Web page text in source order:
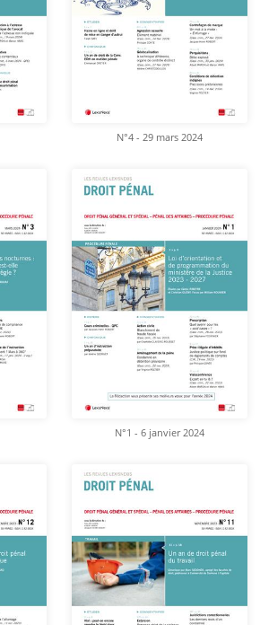
N°4 - 29 mars 2024
N°1 - 6 janvier 2024